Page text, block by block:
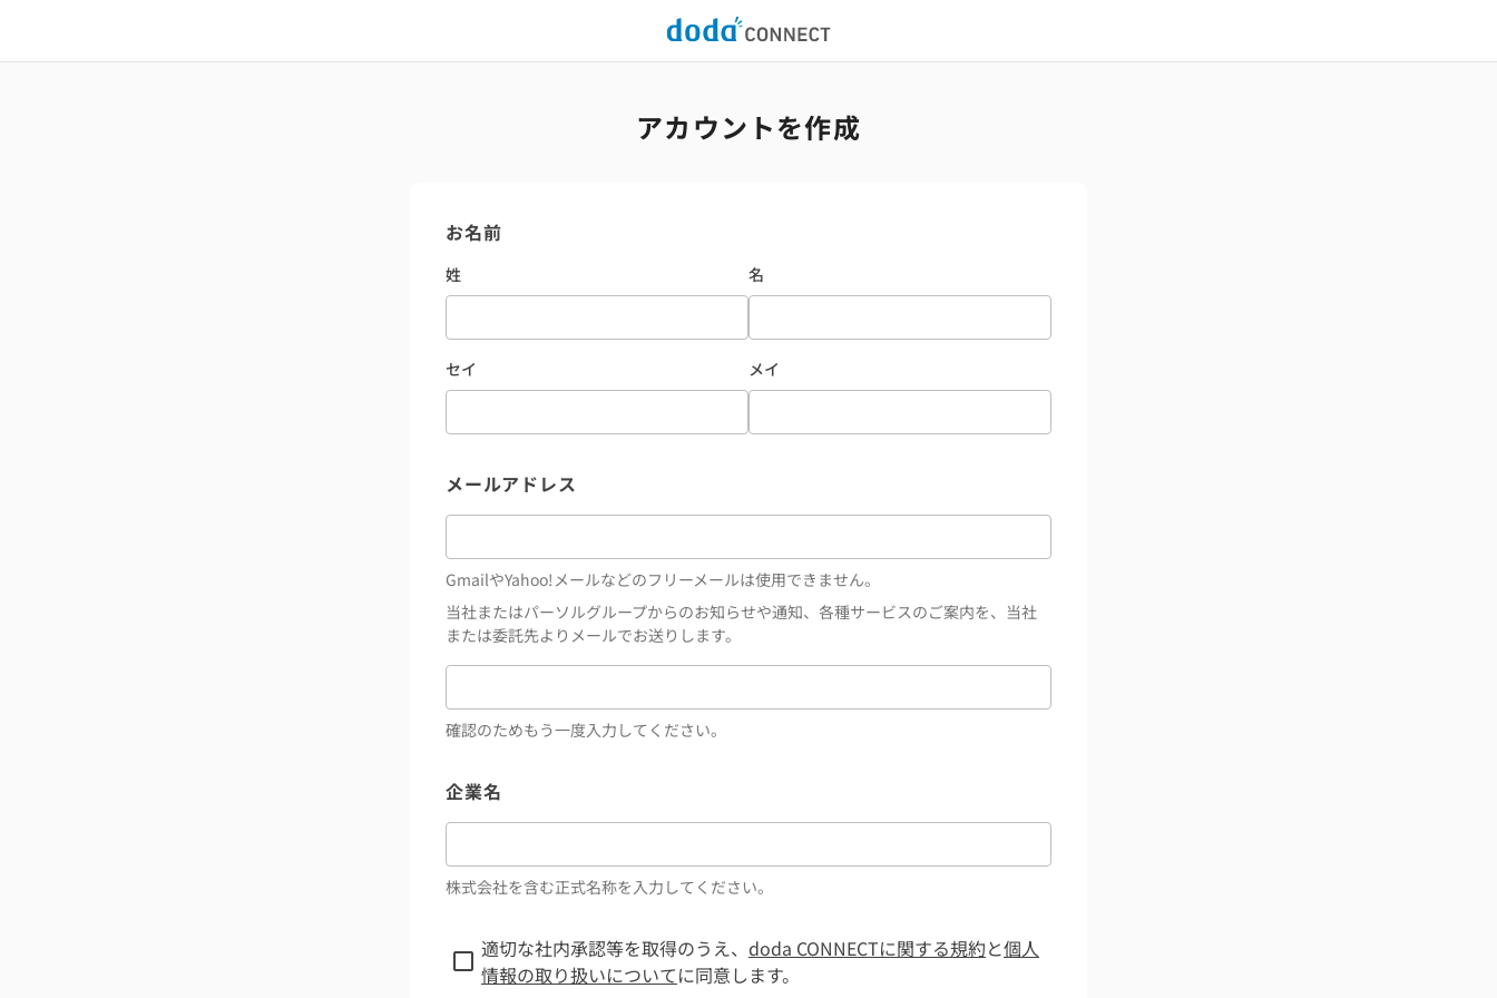
アカウントを作成
お名前
姓 名
セイ メイ
メールアドレス
GmailやYahoo!メールなどのフリーメールは使用できません。
当社またはパーソルグループからのお知らせや通知、各種サービスのご案内を、当社
または委託先よりメールでお送りします。
確認のためもう一度入力してください。
企業名
株式会社を含む正式名称を入力してください。
適切な社内承認等を取得のうえ、 doda CONNECTに関する規約と個人
情報の取り扱いについてに同意します。